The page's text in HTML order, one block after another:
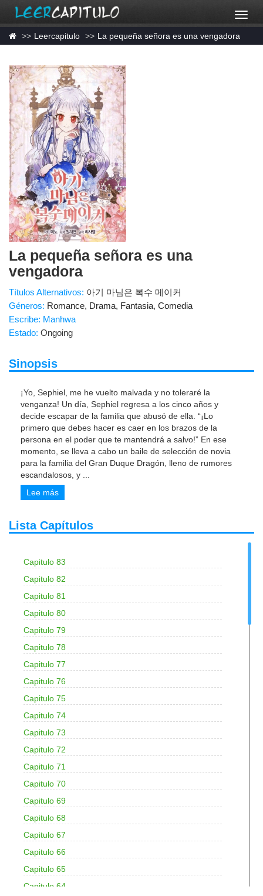
Leercapitulo La pequeña señora es una vengadora
La pequeña señora es una
vengadora
Títulos Alternativos: 아기 마님은 복수 메이커
Géneros: Romance, Drama, Fantasia, Comedia
Escribe: Manhwa
Estado: Ongoing
Sinopsis
¡Yo, Sephiel, me he vuelto malvada y no toleraré la
venganza! Un día, Sephiel regresa a los cinco años y
decide escapar de la familia que abusó de ella. “¡Lo
primero que debes hacer es caer en los brazos de la
persona en el poder que te mantendrá a salvo!” En ese
momento, se lleva a cabo un baile de selección de novia
para la familia del Gran Duque Dragón, lleno de rumores
escandalosos, y
Lee más
Lista Capítulos
Capitulo 83
Capitulo 82
Capitulo 81
Capitulo 80
Capitulo 79
Capitulo 78
Capitulo 77
Capitulo 76
Capitulo 75
Capitulo 74
Capitulo 73
Capitulo 72
Capitulo 71
Capitulo 70
Capitulo 69
Capitulo 68
Capitulo 67
Capitulo 66
Capitulo 65
Capitulo 64